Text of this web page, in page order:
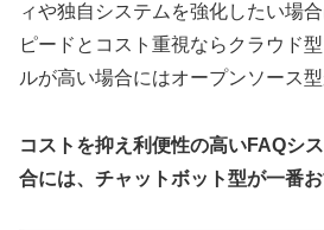
ィや独自システムを強化したい場
ピードとコスト重視ならクラウド
ルが高い場合にはオープンソース型
コストを抑え利便性の高いFAQシ
合には、チャットボット型が一番